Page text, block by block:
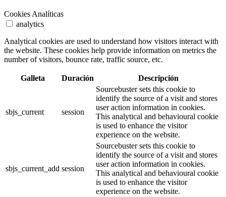
Cookies Analíticas
analytics
Analytical cookies are used to understand how visitors interact with
the website. These cookies help provide information on metrics the
number of visitors, bounce rate, traffic source, etc.
Galleta Duración Descripción
sbjs_current session
Sourcebuster sets this cookie to
identify the source of a visit and stores
user action information in cookies.
This analytical and behavioural cookie
is used to enhance the visitor
experience on the website.
sbjs_current_add session
Sourcebuster sets this cookie to
identify the source of a visit and stores
user action information in cookies.
This analytical and behavioural cookie
is used to enhance the visitor
experience on the website.